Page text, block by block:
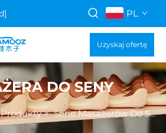
PL
Uzyskaj ofertę
DO SENY
Produkty>Serie Masażerów Do Seny